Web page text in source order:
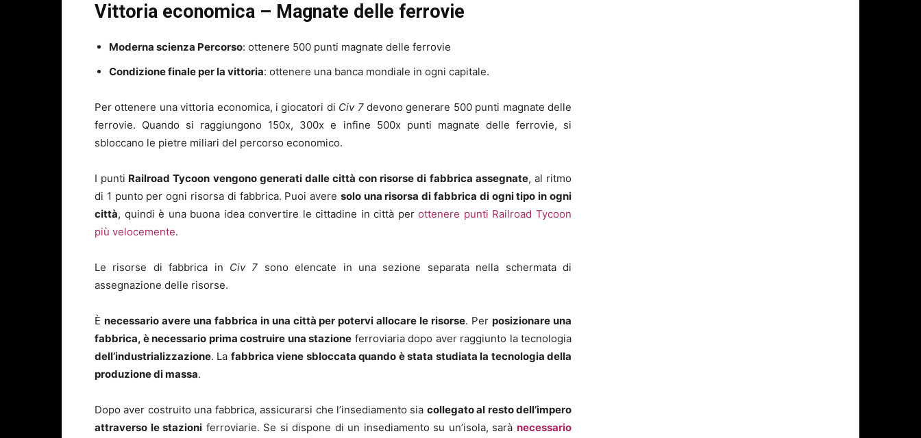
Vittoria economica – Magnate delle ferrovie
Moderna scienza Percorso: ottenere 500 punti magnate delle ferrovie
Condizione finale per la vittoria: ottenere una banca mondiale in ogni capitale.
Per ottenere una vittoria economica, i giocatori di Civ 7devono generare 500 punti magnate delle
ferrovie. Quando si raggiungono 150x, 300x e infine 500x punti magnate delle ferrovie, si
sbloccano le pietre miliari del percorso economico.
I punti Railroad Tycoon vengono generati dalle città con risorse di fabbrica assegnate, al ritmo
di 1 punto per ogni risorsa di fabbrica. Puoi avere solo una risorsa di fabbrica di ogni tipo in ogni
città, quindi è una buona idea convertire le cittadine in città perottenere punti Railroad Tycoon
più velocemente.
Le risorse di fabbrica in Civ 7 sono elencate in una sezione separata nella schermata di
assegnazione delle risorse.
È necessario avere una fabbrica in una città per potervi allocare le risorse. Perposizionare una
fabbrica, è necessario prima costruire una stazione ferroviaria dopo aver raggiunto la tecnologia
dell’industrializzazione. La fabbrica viene sbloccata quando è stata studiata la tecnologia della
produzione di massa.
Dopo aver costruito una fabbrica, assicurarsi che l’insediamento sia collegato al resto dell’impero
attraverso le stazioni ferroviarie. Se si dispone di un insediamento su un’isola, sarà necessario